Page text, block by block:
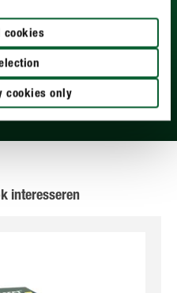
cookies
cookies only
Ontdek welke soorten er
wespennesten kan
interesseren